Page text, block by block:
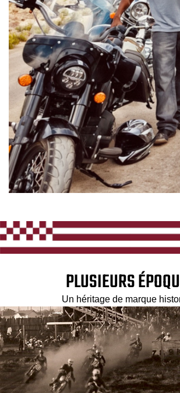
PLUSIEURS
Un héritage de marque